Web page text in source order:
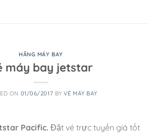
HÃNG MÁY BAY
máy bay jetstar
ON 01/06/2017 BYVÉ MÁY BAY
Pacific. Đặt vé trực tuyến giá tốt